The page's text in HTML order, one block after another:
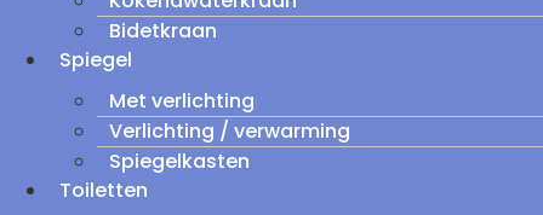
Bidetkraan
Spiegel
Met verlichting
Verlichting / verwarming
Spiegelkasten
Toiletten